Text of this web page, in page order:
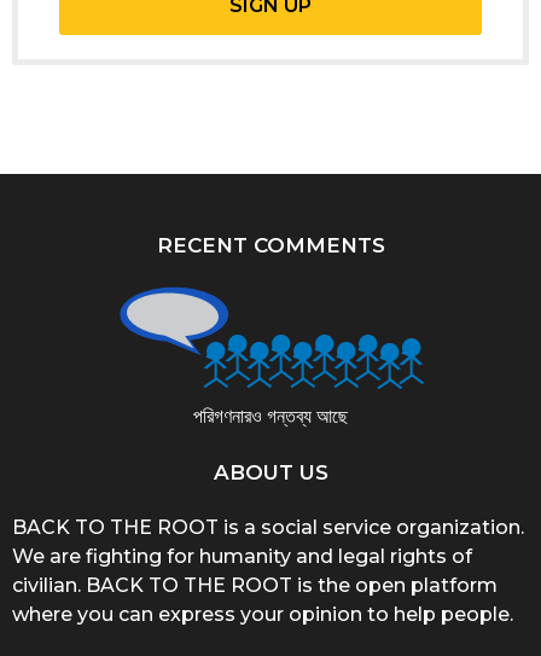
RECENT COMMENTS
পরিগণনারও গন্তব্য আছে
ABOUT US
BACK TO THE ROOT is a social service organization.
We are fighting for humanity and legal rights of
civilian. BACK TO THE ROOT is the open platform
where you can express your opinion to help people.